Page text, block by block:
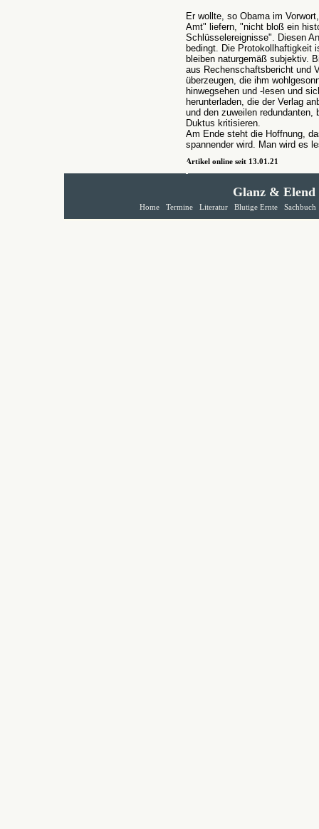
Er wollte, so Obama im
Amt" liefern, "nicht bloß ein
Schlüsselereignisse". Diesen
bedingt. Die Protokollhaftigkeit
bleiben naturgemäß subjektiv.
aus Rechenschaftsbericht und
überzeugen, die ihm
hinwegsehen und -lesen und
herunterladen, die der Verlag
und den zuweilen redundanten,
Duktus kritisieren.
Am Ende steht die Hoffnung,
spannender wird. Man wird es
Artikel online seit 13.01.21
Glanz & Elend
Home Termine Literatur Blutige Ernte Sachbuch